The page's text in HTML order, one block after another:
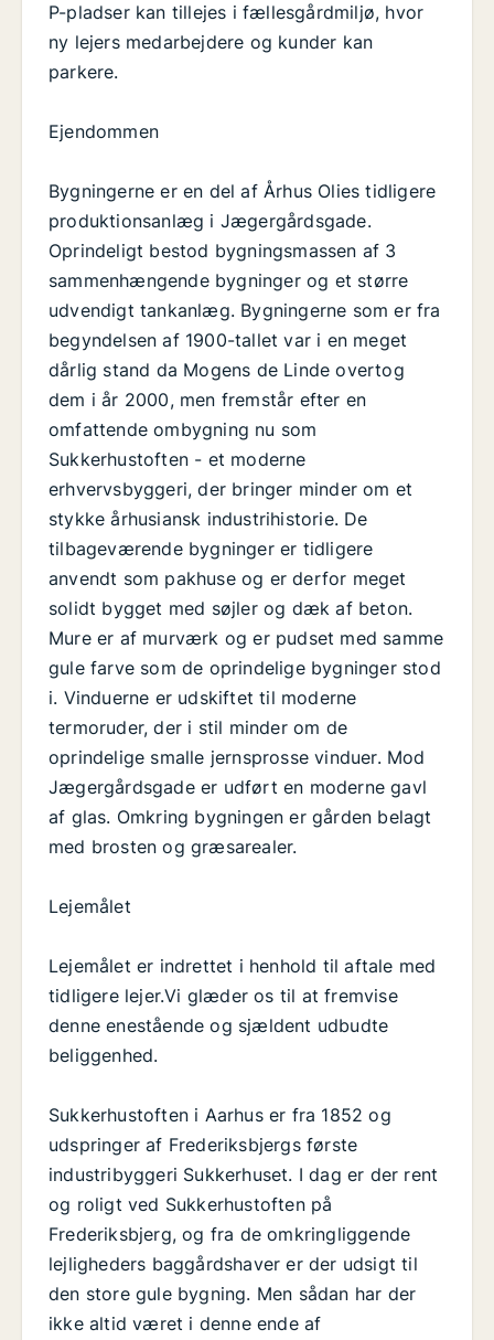
P-pladser kan tillejes i fællesgårdmiljø, hvor
ny lejers medarbejdere og kunder kan
parkere.
Ejendommen
Bygningerne er en del af Århus Olies tidligere
produktionsanlæg i Jægergårdsgade.
Oprindeligt bestod bygningsmassen af 3
sammenhængende bygninger og et større
udvendigt tankanlæg. Bygningerne som er fra
begyndelsen af 1900-tallet var i en meget
dårlig stand da Mogens de Linde overtog
dem i år 2000, men fremstår efter en
omfattende ombygning nu som
Sukkerhustoften - et moderne
erhvervsbyggeri, der bringer minder om et
stykke århusiansk industrihistorie. De
tilbageværende bygninger er tidligere
anvendt som pakhuse og er derfor meget
solidt bygget med søjler og dæk af beton.
Mure er af murværk og er pudset med samme
gule farve som de oprindelige bygninger stod
i. Vinduerne er udskiftet til moderne
termoruder, der i stil minder om de
oprindelige smalle jernsprosse vinduer. Mod
Jægergårdsgade er udført en moderne gavl
af glas. Omkring bygningen er gården belagt
med brosten og græsarealer.
Lejemålet
Lejemålet er indrettet i henhold til aftale med
tidligere lejer.Vi glæder os til at fremvise
denne enestående og sjældent udbudte
beliggenhed.
Sukkerhustoften i Aarhus er fra 1852 og
udspringer af Frederiksbjergs første
industribyggeri Sukkerhuset. I dag er der rent
og roligt ved Sukkerhustoften på
Frederiksbjerg, og fra de omkringliggende
lejligheders baggårdshaver er der udsigt til
den store gule bygning. Men sådan har der
ikke altid været i denne ende af